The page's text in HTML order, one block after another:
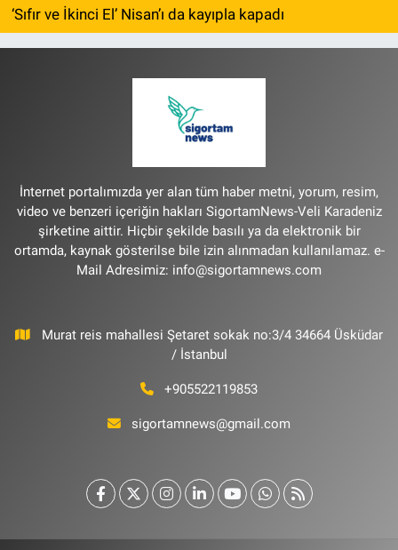
‘Sıfır ve İkinci El’ Nisan’ı da kayıpla kapadı
İnternet portalımızda yer alan tüm haber metni, yorum, resim,
video ve benzeri içeriğin hakları SigortamNews-Veli Karadeniz
şirketine aittir. Hiçbir şekilde basılı ya da elektronik bir
ortamda, kaynak gösterilse bile izin alınmadan kullanılamaz. e-
Mail Adresimiz: info@sigortamnews.com
Murat reis mahallesi Şetaret sokak no:3/4 34664 Üsküdar
/ İstanbul
+905522119853
sigortamnews@gmail.com